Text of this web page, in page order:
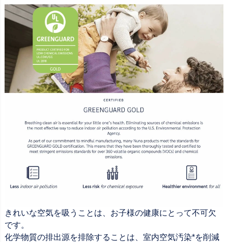
きれいな空気を吸うことは、お子様の健康にとって不可欠
です。
化学物質の排出源を排除することは、室内空気汚染*を削減